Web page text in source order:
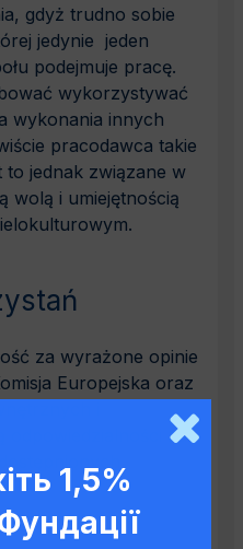
gdyż trudno sobie
jedynie jeden
podejmuje pracę.
wykorzystywać
wykonania innych
pracodawca takie
to jednak związane w
wolą i umiejętnością
za wyrażone opinie
Europejska oraz
odpowiedzialności za
1,5%